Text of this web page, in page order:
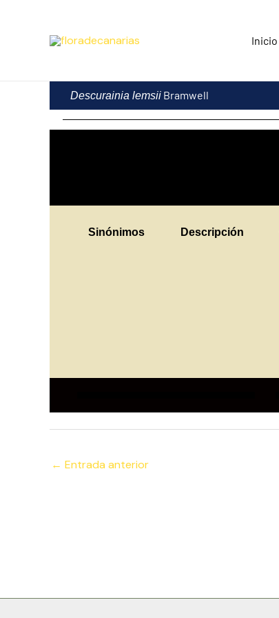
contenido
Inicio
Descurainia lemsii Bramwell
Sinónimos Descripción
← Entrada anterior